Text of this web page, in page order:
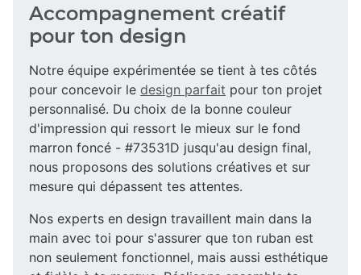
Accompagnement créatif
pour ton design
Notre équipe expérimentée se tient à tes côtés
pour concevoir le design parfait pour ton projet
personnalisé. Du choix de la bonne couleur
d'impression qui ressort le mieux sur le fond
marron foncé - #73531D jusqu'au design final,
nous proposons des solutions créatives et sur
mesure qui dépassent tes attentes.
Nos experts en design travaillent main dans la
main avec toi pour s'assurer que ton ruban est
non seulement fonctionnel, mais aussi esthétique